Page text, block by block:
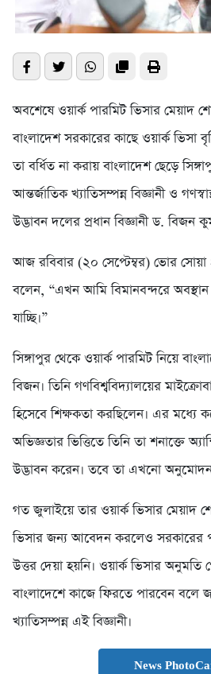
অব‌শে‌ষে ওয়ার্ক পার‌মিট ভিসার মেয়াদ
বাংলা‌দেশ সরকারের কা‌ছে ওয়ার্ক
তা ব‌র্ধিত না করায় বাংলাদেশ ছেড়ে
আন্তর্জাতিক খ্যাতিসম্পন্ন বিজ্ঞানী ও
উদ্ভাবন দলের প্রধান বিজ্ঞানী ড. বিজন
আজ রবিবার (২০ সেপ্টেম্বর) ভোর সোয়া
বলেন, “এখন আমি বিমানবন্দরে অবস্থান
যাচ্ছি।”
সিঙ্গাপুর থেকে ওয়ার্ক পারমিট নিয়ে
বিজন। তিনি গণবিশ্ববিদ্যালয়ের
হিসেবে শিক্ষকতা করছিলেন। এর
অভিজ্ঞতার ভিত্তিতে তিনি তা শনাক্তে
উদ্ভাবন করেন। তবে তা এখনো
গত জুলাইয়ে তার ওয়ার্ক ভিসার মেয়াদ
ভিসার জন্য আবেদন করলেও
উত্তর দেয়া হয়নি। ওয়ার্ক ভিসার
বাংলাদেশে কাজে ফিরতে পারবেন ব‌লে
খ্যাতিসম্পন্ন এই বিজ্ঞানী।
News